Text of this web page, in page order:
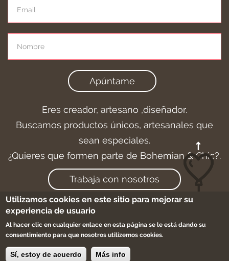
Apúntame
Eres creador, artesano ,diseñador.
Buscamos productos únicos, artesanales que
sean especiales.
¿Quieres que formen parte de Bohemian & Chic?.
Trabaja con nosotros
Aviso legal-Cookies -Condiciones de compra
-Sitemap
Utilizamos cookies en este sitio para mejorar su
experiencia de usuario
Al hacer clic en cualquier enlace en esta página se le está dando su
consentimiento para que nosotros utilizemos cookies.
Sí, estoy de acuerdo Más info